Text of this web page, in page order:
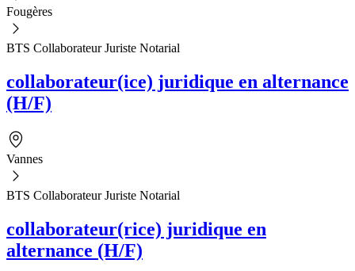
Fougères
BTS Collaborateur Juriste Notarial
collaborateur(ice) juridique en alternance
(H/F)
Vannes
BTS Collaborateur Juriste Notarial
collaborateur(rice) juridique en
alternance (H/F)